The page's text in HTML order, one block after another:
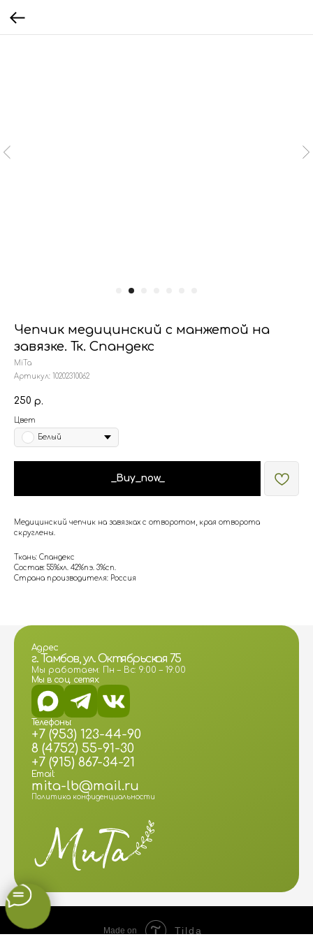
Чепчик медицинский с манжетой на
завязке. Тк. Спандекс
MiTa
Артикул:
10202310062
250 р.
Цвет
Белый
_Buy_now_
Медицинский чепчик на завязках с отворотом, края отворота
скруглены.
Ткань: Спандекс
Состав: 55%хл. 42%пэ. 3%сп.
Страна производителя: Россия
Адрес:
г. Тамбов, ул. Октябрьская 75
Мы работаем: Пн – Вс: 9:00 – 19:00
Мы в соц. сетях:
Телефоны:
+7 (953) 123-44-90
8 (4752) 55-91-30
+7 (915) 867-34-21
Email:
mita-lb@mail.ru
Политика конфиденциальности
Made on Tilda